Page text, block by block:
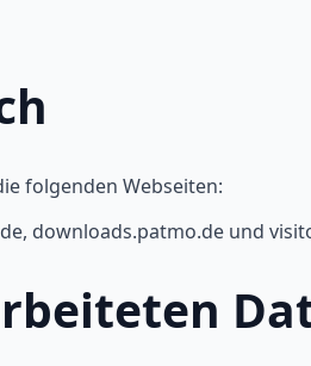
folgenden Webseiten:
downloads.patmo.de und